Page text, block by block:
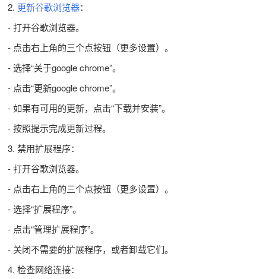
2. 更新谷歌浏览器：
- 打开谷歌浏览器。
- 点击右上角的三个点按钮（更多设置）。
- 选择“关于google chrome”。
- 点击“更新google chrome”。
- 如果有可用的更新，点击“下载并安装”。
- 按照提示完成更新过程。
3. 禁用扩展程序：
- 打开谷歌浏览器。
- 点击右上角的三个点按钮（更多设置）。
- 选择“扩展程序”。
- 点击“管理扩展程序”。
- 关闭不需要的扩展程序，或者卸载它们。
4. 检查网络连接：